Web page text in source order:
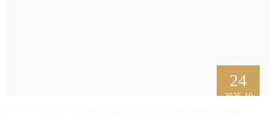
24
2025-10